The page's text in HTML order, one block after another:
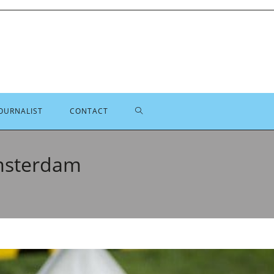
CONTACT TOGGLE